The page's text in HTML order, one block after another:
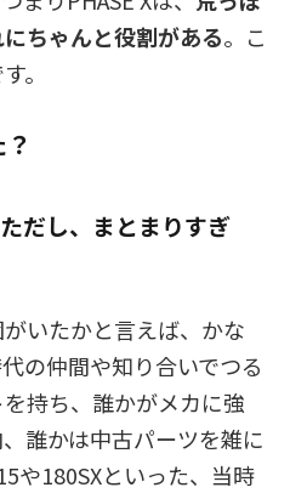
ちゃんと役割がある。こ
。
だし、まとまりすぎ
いたかと言えば、かな
の仲間や知り合いでつる
持ち、誰かがメカに強
誰かは中古パーツを雑に
や180SXといった、当時